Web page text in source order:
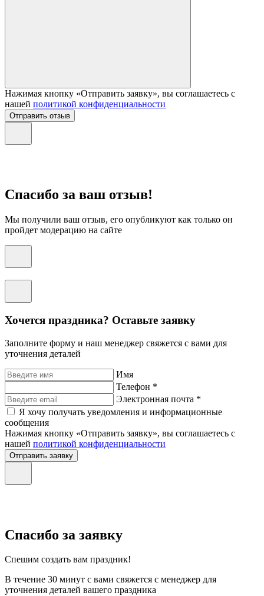
Нажимая кнопку «Отправить заявку», вы соглашаетесь с
нашей политикой конфиденциальности
Отправить отзыв
Спасибо за ваш отзыв!
Мы получили ваш отзыв, его опубликуют как только он
пройдет модерацию на сайте
Хочется праздника? Оставьте заявку
Заполните форму и наш менеджер свяжется с вами для
уточнения деталей
Имя
Телефон *
Электронная почта *
Я хочу получать уведомления и информационные
сообщения
Нажимая кнопку «Отправить заявку», вы соглашаетесь с
нашей политикой конфиденциальности
Отправить заявку
Спасибо за заявку
Спешим создать вам праздник!
В течение 30 минут с вами свяжется с менеджер для
уточнения деталей вашего праздника